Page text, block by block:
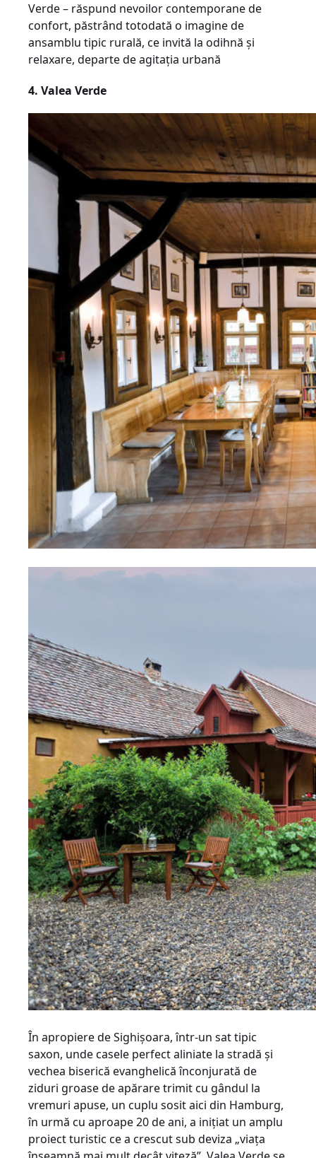
Verde – răspund nevoilor contemporane de
confort, păstrând totodată o imagine de
ansamblu tipic rurală, ce invită la odihnă și
relaxare, departe de agitația urbană
4. Valea Verde
În apropiere de Sighișoara, într-un sat tipic
saxon, unde casele perfect aliniate la stradă și
vechea biserică evanghelică înconjurată de
ziduri groase de apărare trimit cu gândul la
vremuri apuse, un cuplu sosit aici din Hamburg,
în urmă cu aproape 20 de ani, a inițiat un amplu
proiect turistic ce a crescut sub deviza „viața